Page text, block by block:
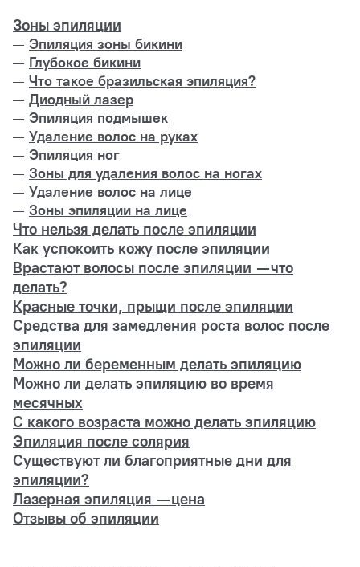
Зоны эпиляции
Эпиляция зоны бикини
Глубокое бикини
Что такое бразильская эпиляция?
Диодный лазер
Эпиляция подмышек
Удаление волос на руках
Эпиляция ног
Зоны для удаления волос на ногах
Удаление волос на лице
Зоны эпиляции на лице
Что нельзя делать после эпиляции
Как успокоить кожу после эпиляции
Врастают волосы после эпиляции — что
делать?
Красные точки, прыщи после эпиляции
Средства для замедления роста волос после
эпиляции
Можно ли беременным делать эпиляцию
Можно ли делать эпиляцию во время
месячных
С какого возраста можно делать эпиляцию
Эпиляция после солярия
Существуют ли благоприятные дни для
эпиляции?
Лазерная эпиляция — цена
Отзывы об эпиляции